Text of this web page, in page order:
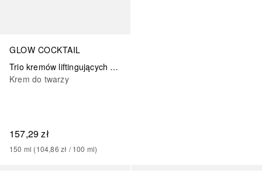
GLOW COCKTAIL
Trio kremów liftingujących z kwasem hialuronowym
Krem do twarzy
157,29 zł
150 ml (104,86 zł / 100 ml)